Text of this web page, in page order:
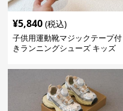
¥5,840 (税込)
子供用運動靴マジックテープ付
きランニングシューズ キッズ